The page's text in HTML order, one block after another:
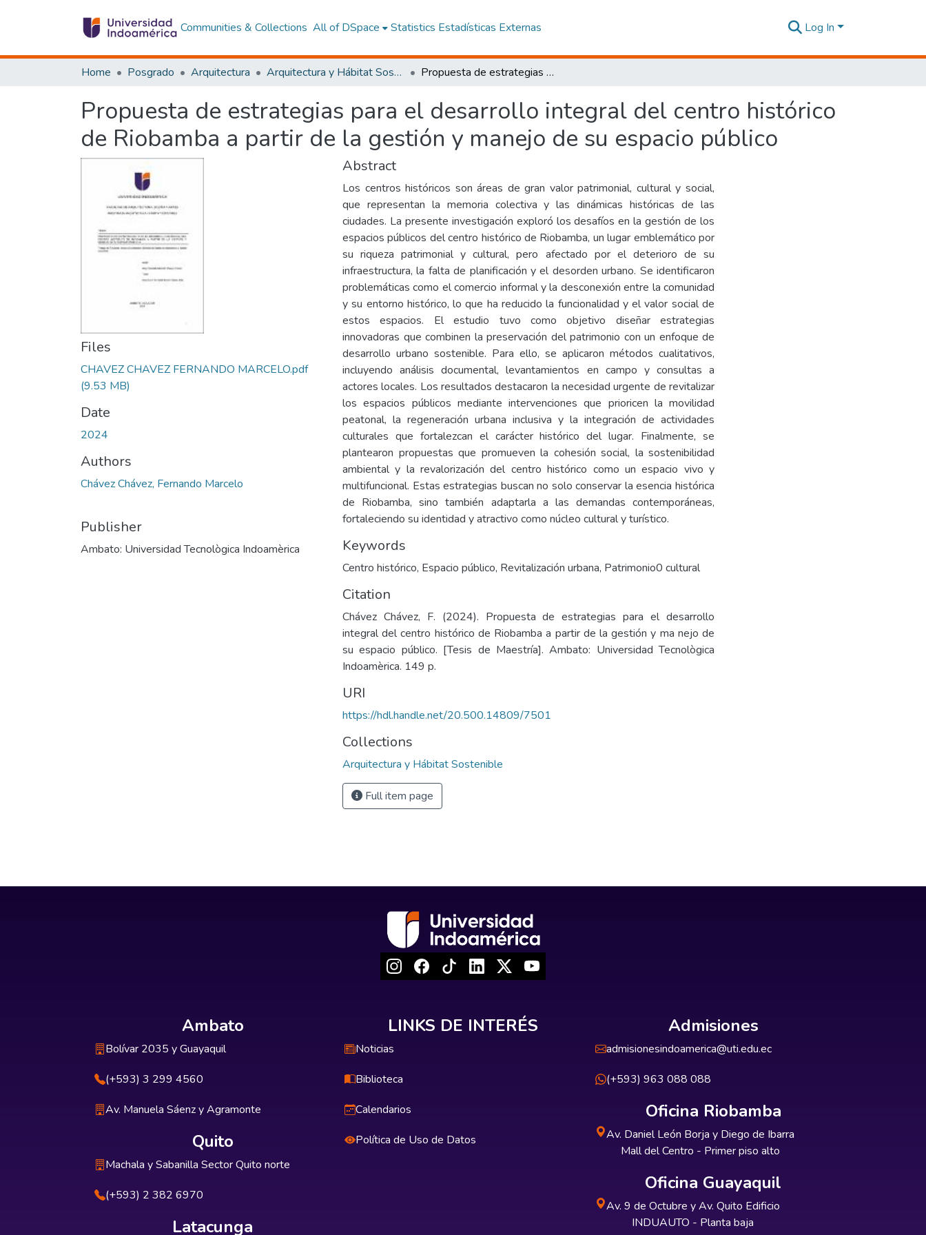
Communities & Collections All of DSpace Statistics Estadísticas Externas Log In
Home Posgrado Arquitectura Arquitectura y Hábitat Sostenible Propuesta de estrategias para el desarrollo integral del centro histórico de Riobamba a partir de la gestión y manejo de su espacio público
Propuesta de estrategias para el desarrollo integral del centro histórico
de Riobamba a partir de la gestión y manejo de su espacio público
Files
CHAVEZ CHAVEZ FERNANDO MARCELO.pdf
(9.53 MB)
Date
2024
Authors
Chávez Chávez, Fernando Marcelo
Publisher
Ambato: Universidad Tecnològica Indoamèrica
Abstract
Los centros históricos son áreas de gran valor patrimonial, cultural y social,
que representan la memoria colectiva y las dinámicas históricas de las
ciudades. La presente investigación exploró los desafíos en la gestión de los
espacios públicos del centro histórico de Riobamba, un lugar emblemático por
su riqueza patrimonial y cultural, pero afectado por el deterioro de su
infraestructura, la falta de planificación y el desorden urbano. Se identificaron
problemáticas como el comercio informal y la desconexión entre la comunidad
y su entorno histórico, lo que ha reducido la funcionalidad y el valor social de
estos espacios. El estudio tuvo como objetivo diseñar estrategias
innovadoras que combinen la preservación del patrimonio con un enfoque de
desarrollo urbano sostenible. Para ello, se aplicaron métodos cualitativos,
incluyendo análisis documental, levantamientos en campo y consultas a
actores locales. Los resultados destacaron la necesidad urgente de revitalizar
los espacios públicos mediante intervenciones que prioricen la movilidad
peatonal, la regeneración urbana inclusiva y la integración de actividades
culturales que fortalezcan el carácter histórico del lugar. Finalmente, se
plantearon propuestas que promueven la cohesión social, la sostenibilidad
ambiental y la revalorización del centro histórico como un espacio vivo y
multifuncional. Estas estrategias buscan no solo conservar la esencia histórica
de Riobamba, sino también adaptarla a las demandas contemporáneas,
fortaleciendo su identidad y atractivo como núcleo cultural y turístico.
Keywords
Centro histórico, Espacio público, Revitalización urbana, Patrimonio0 cultural
Citation
Chávez Chávez, F. (2024). Propuesta de estrategias para el desarrollo
integral del centro histórico de Riobamba a partir de la gestión y ma nejo de
su espacio público. [Tesis de Maestría]. Ambato: Universidad Tecnològica
Indoamèrica. 149 p.
URI
https://hdl.handle.net/20.500.14809/7501
Collections
Arquitectura y Hábitat Sostenible
Full item page
Ambato
Bolívar 2035 y Guayaquil
(+593) 3 299 4560
Av. Manuela Sáenz y Agramonte
Quito
Machala y Sabanilla Sector Quito norte
(+593) 2 382 6970
Latacunga
LINKS DE INTERÉS
Noticias
Biblioteca
Calendarios
Política de Uso de Datos
Admisiones
admisionesindoamerica@uti.edu.ec
(+593) 963 088 088
Oficina Riobamba
Av. Daniel León Borja y Diego de Ibarra
Mall del Centro - Primer piso alto
Oficina Guayaquil
Av. 9 de Octubre y Av. Quito Edificio
INDUAUTO - Planta baja